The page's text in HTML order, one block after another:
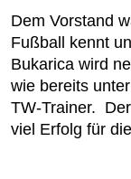
Dem Vorstand
Fußball kennt
Bukarica wird
wie bereits
TW-Trainer.
viel Erfolg für